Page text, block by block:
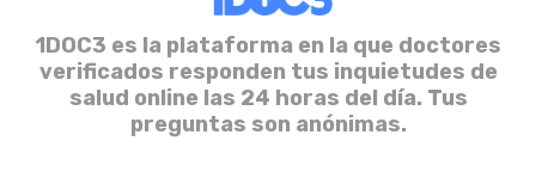
1DOC3 es la plataforma en la que doctores
verificados responden tus inquietudes de
salud online las 24 horas del día. Tus
preguntas son anónimas.